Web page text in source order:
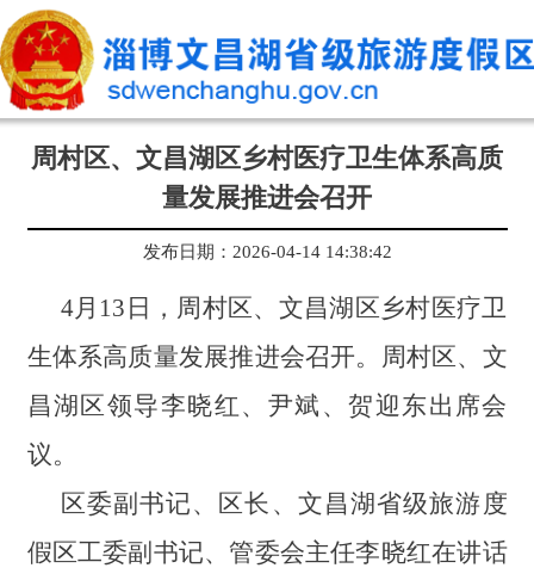
周村区、文昌湖区乡村医疗卫生体系高质
量发展推进会召开
发布日期：2026-04-14 14:38:42
4月13日，周村区、文昌湖区乡村医疗卫
生体系高质量发展推进会召开。周村区、文
昌湖区领导李晓红、尹斌、贺迎东出席会
议。
区委副书记、区长、文昌湖省级旅游度
假区工委副书记、管委会主任李晓红在讲话